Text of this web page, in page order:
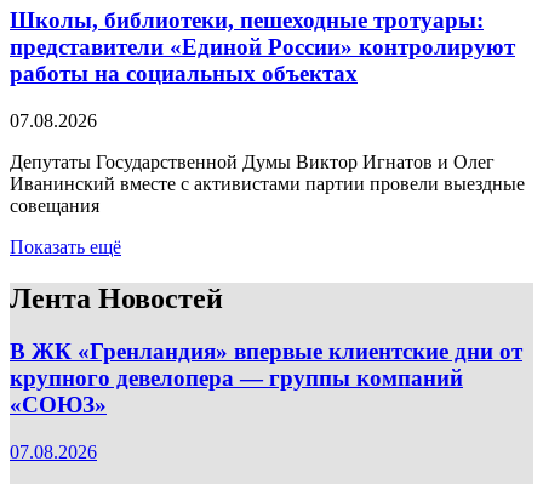
Школы, библиотеки, пешеходные тротуары:
представители «Единой России» контролируют
работы на социальных объектах
07.08.2026
Депутаты Государственной Думы Виктор Игнатов и Олег
Иванинский вместе с активистами партии провели выездные
совещания
Показать ещё
Лента Новостей
В ЖК «Гренландия» впервые клиентские дни от
крупного девелопера — группы компаний
«СОЮЗ»
07.08.2026